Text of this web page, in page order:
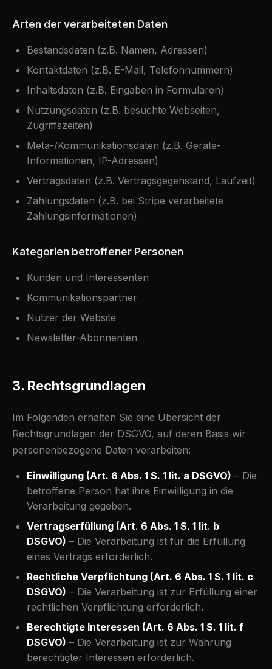
Arten der verarbeiteten Daten
Bestandsdaten (z.B. Namen, Adressen)
Kontaktdaten (z.B. E-Mail, Telefonnummern)
Inhaltsdaten (z.B. Eingaben in Formularen)
Nutzungsdaten (z.B. besuchte Webseiten,
Zugriffszeiten)
Meta-/Kommunikationsdaten (z.B. Geräte-
Informationen, IP-Adressen)
Vertragsdaten (z.B. Vertragsgegenstand, Laufzeit)
Zahlungsdaten (z.B. bei Stripe verarbeitete
Zahlungsinformationen)
Kategorien betroffener Personen
Kunden und Interessenten
Kommunikationspartner
Nutzer der Website
Newsletter-Abonnenten
3. Rechtsgrundlagen
Im Folgenden erhalten Sie eine Übersicht der
Rechtsgrundlagen der DSGVO, auf deren Basis wir
personenbezogene Daten verarbeiten:
Einwilligung (Art. 6 Abs. 1 S. 1 lit. a DSGVO) – Die
betroffene Person hat ihre Einwilligung in die
Verarbeitung gegeben.
Vertragserfüllung (Art. 6 Abs. 1 S. 1 lit. b
DSGVO) – Die Verarbeitung ist für die Erfüllung
eines Vertrags erforderlich.
Rechtliche Verpflichtung (Art. 6 Abs. 1 S. 1 lit. c
DSGVO) – Die Verarbeitung ist zur Erfüllung einer
rechtlichen Verpflichtung erforderlich.
Berechtigte Interessen (Art. 6 Abs. 1 S. 1 lit. f
DSGVO) – Die Verarbeitung ist zur Wahrung
berechtigter Interessen erforderlich.